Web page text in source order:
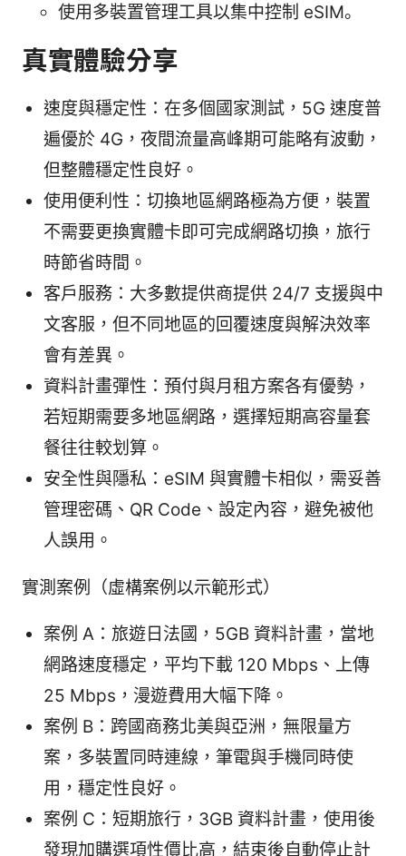
使用多裝置管理工具以集中控制 eSIM。
真實體驗分享
速度與穩定性：在多個國家測試，5G 速度普
遍優於 4G，夜間流量高峰期可能略有波動，
但整體穩定性良好。
使用便利性：切換地區網路極為方便，裝置
不需要更換實體卡即可完成網路切換，旅行
時節省時間。
客戶服務：大多數提供商提供 24/7 支援與中
文客服，但不同地區的回覆速度與解決效率
會有差異。
資料計畫彈性：預付與月租方案各有優勢，
若短期需要多地區網路，選擇短期高容量套
餐往往較划算。
安全性與隱私：eSIM 與實體卡相似，需妥善
管理密碼、QR Code、設定內容，避免被他
人誤用。
實測案例（虛構案例以示範形式）
案例 A：旅遊日法國，5GB 資料計畫，當地
網路速度穩定，平均下載 120 Mbps、上傳
25 Mbps，漫遊費用大幅下降。
案例 B：跨國商務北美與亞洲，無限量方
案，多裝置同時連線，筆電與手機同時使
用，穩定性良好。
案例 C：短期旅行，3GB 資料計畫，使用後
發現加購選項性價比高，結束後自動停止計